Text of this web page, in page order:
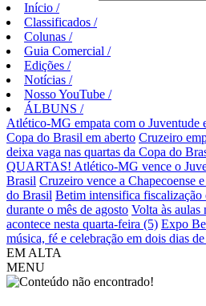
Início /
Classificados /
Colunas /
Guia Comercial /
Edições /
Notícias /
Nosso YouTube /
ÁLBUNS /
Atlético-MG empata com o Juventude
Copa do Brasil em aberto Cruzeiro
deixa vaga nas quartas da Copa do
QUARTAS! Atlético-MG vence o
Brasil Cruzeiro vence a Chapecoense
do Brasil Betim intensifica
durante o mês de agosto Volta às
acontece nesta quarta-feira (5) Expo
música, fé e celebração em dois dias
EM ALTA
MENU